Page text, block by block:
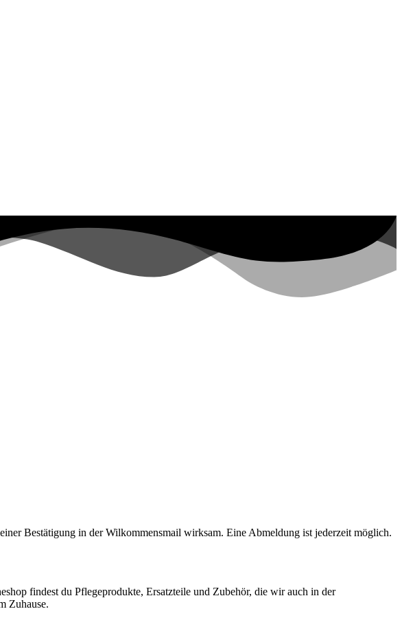
Bestätigung in der Wilkommensmail wirksam. Eine Abmeldung ist jederzeit möglich.
findest du Pflegeprodukte, Ersatzteile und Zubehör, die wir auch in der
Zuhause.